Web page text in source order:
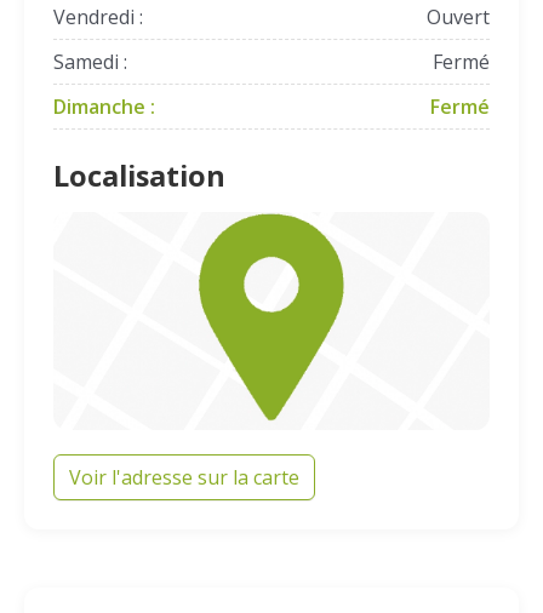
Vendredi :
Ouvert
Samedi :
Fermé
Dimanche :
Fermé
Localisation
Voir l'adresse sur la carte